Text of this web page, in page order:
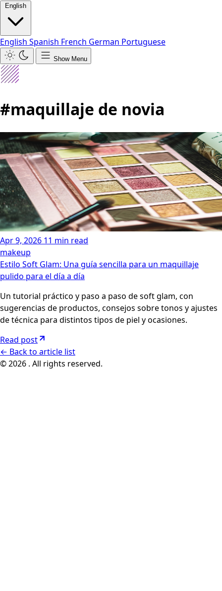
English
English Spanish French German Portuguese
Show Menu
#maquillaje de novia
Apr 9, 2026 11 min read
makeup
Estilo Soft Glam: Una guía sencilla para un maquillaje
pulido para el día a día
Un tutorial práctico y paso a paso de soft glam, con
sugerencias de productos, consejos sobre tonos y ajustes
de técnica para distintos tipos de piel y ocasiones.
Read post
← Back to article list
© 2026 . All rights reserved.